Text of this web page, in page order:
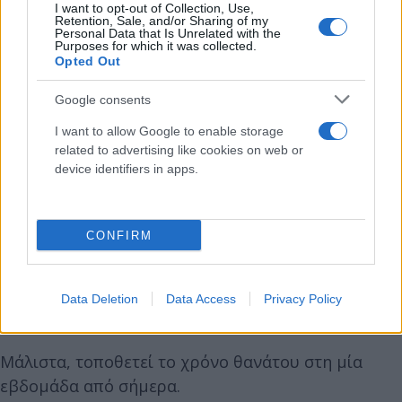
I want to opt-out of Collection, Use,
Retention, Sale, and/or Sharing of my
Personal Data that Is Unrelated with the
Purposes for which it was collected.
Opted Out
Google consents
I want to allow Google to enable storage
related to advertising like cookies on web or
device identifiers in apps.
CONFIRM
Data Deletion Data Access Privacy Policy
Σύμφωνα με τον ιατροδικαστή Λάρισας, Χρήστο
Κραβαρίτη, που διενήργησε τη νεκροψία-
νεκροτομή, η γυναίκα έφερε εμπιεσματικό κάταγμα
δεξιά κροταφοβρεγματικά της κεφαλής μετ’
αποκαλύψεως του εγκεφαλικού παρεγχύματος, από
θλων και αμβλύ όργανο. Όπως προέκυψε από την
εξέταση, η 35χρονη γυναίκα δεν έφερε κακώσεις
που να καταδεικνύουν προηγούμενο διαπληκτισμό
Μετά το πέρας της νεκροψίας νεκροτομής, ο κ.
ανθρωποκτονία.
Μάλιστα, τοποθετεί το χρόνο θανάτου στη μία
εβδομάδα από σήμερα.